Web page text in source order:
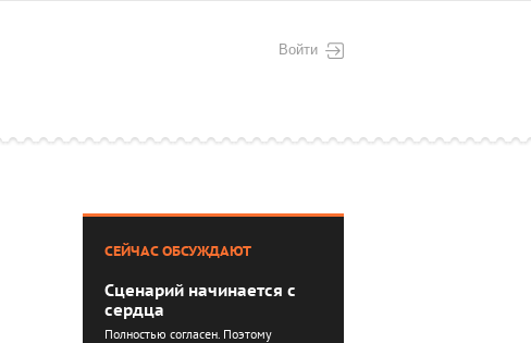
Войти
СЕЙЧАС ОБСУЖДАЮТ
Сценарий начинается с
сердца
Полностью согласен. Поэтому